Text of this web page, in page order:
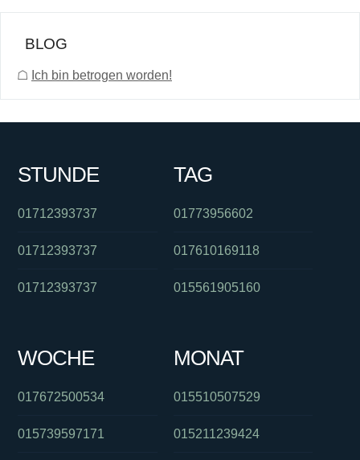
BLOG
☖ Ich bin betrogen worden!
STUNDE
01712393737
01712393737
01712393737
TAG
01773956602
017610169118
015561905160
WOCHE
017672500534
015739597171
MONAT
015510507529
015211239424